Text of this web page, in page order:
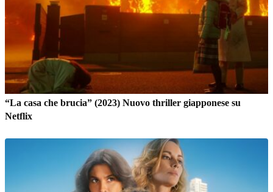
“La casa che brucia” (2023) Nuovo thriller giapponese su
Netflix